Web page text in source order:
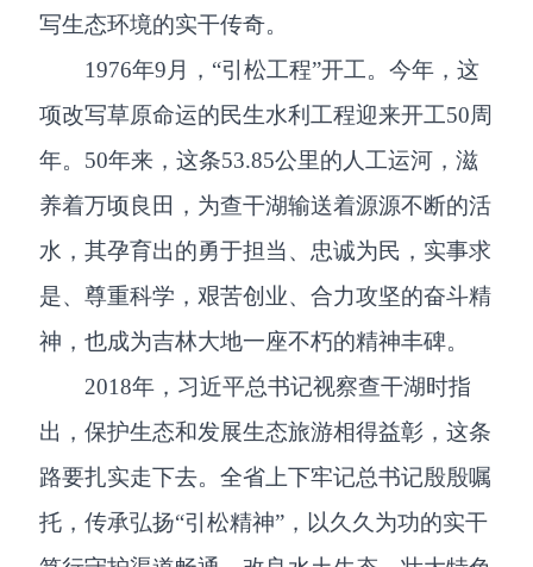
写生态环境的实干传奇。
1976年9月，“引松工程”开工。今年，这
项改写草原命运的民生水利工程迎来开工50周
年。50年来，这条53.85公里的人工运河，滋
养着万顷良田，为查干湖输送着源源不断的活
水，其孕育出的勇于担当、忠诚为民，实事求
是、尊重科学，艰苦创业、合力攻坚的奋斗精
神，也成为吉林大地一座不朽的精神丰碑。
2018年，习近平总书记视察查干湖时指
出，保护生态和发展生态旅游相得益彰，这条
路要扎实走下去。全省上下牢记总书记殷殷嘱
托，传承弘扬“引松精神”，以久久为功的实干